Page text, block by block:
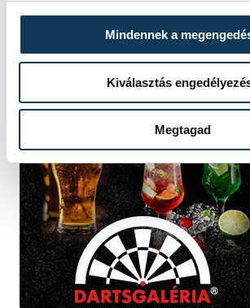
Mindennek a
Kiválasztás
Megtagad